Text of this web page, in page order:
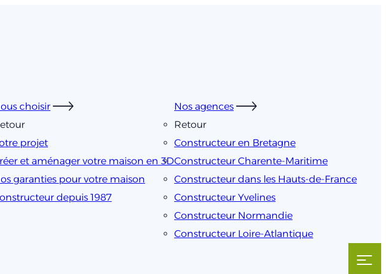
choisir
projet
et aménager votre maison en 3D
garanties pour votre maison
depuis 1987
Nos agences
Retour
Constructeur en Bretagne
Constructeur Charente-Maritime
Constructeur dans les Hauts-de-France
Constructeur Yvelines
Constructeur Normandie
Constructeur Loire-Atlantique